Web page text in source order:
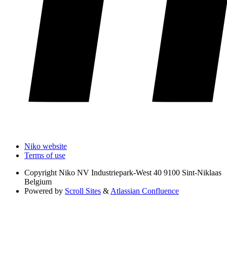
Niko website
Terms of use
Copyright Niko NV Industriepark-West 40 9100 Sint-Niklaas
Belgium
Powered by Scroll Sites & Atlassian Confluence